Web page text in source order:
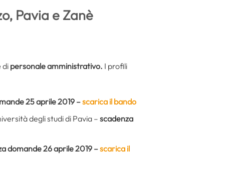
Pavia e Zanè
di personale amministrativo. I profili
25 aprile 2019 –scarica il bando
degli studi di Pavia – scadenza
domande 26 aprile 2019 –scarica il